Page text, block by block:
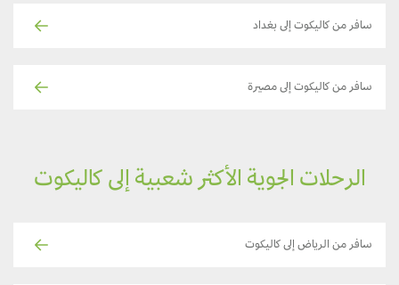
سافر من كاليكوت إلى بغداد
سافر من كاليكوت إلى مصيرة
الرحلات الجوية الأكثر شعبية إلى كاليكوت
سافر من الرياض إلى كاليكوت